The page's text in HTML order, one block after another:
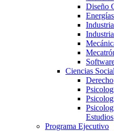
Diseño
Ciencias
Derecho
Estudios
Programa Ejecutivo